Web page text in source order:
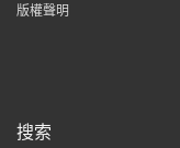
版權聲明
搜索